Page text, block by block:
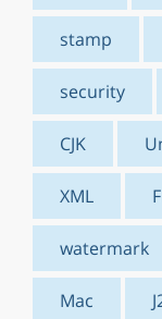
stamp
security
CJK
XML
watermark
Mac